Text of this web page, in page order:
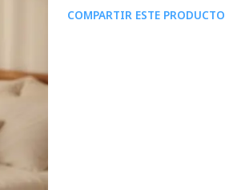
COMPARTIR ESTE PRODUCTO